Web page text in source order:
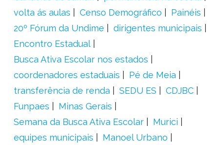
volta ás aulas
Censo Demográfico
Painéis
20º Fórum da Undime
dirigentes municipais
Encontro Estadual
Busca Ativa Escolar nos estados
coordenadores estaduais
Pé de Meia
transferência de renda
SEDU ES
CDJBC
Funpaes
Minas Gerais
Semana da Busca Ativa Escolar
Murici
equipes municipais
Manoel Urbano